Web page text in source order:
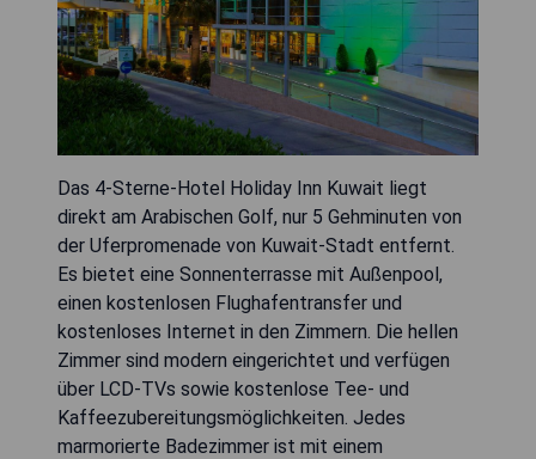
Das 4-Sterne-Hotel Holiday Inn Kuwait liegt
direkt am Arabischen Golf, nur 5 Gehminuten von
der Uferpromenade von Kuwait-Stadt entfernt.
Es bietet eine Sonnenterrasse mit Außenpool,
einen kostenlosen Flughafentransfer und
kostenloses Internet in den Zimmern. Die hellen
Zimmer sind modern eingerichtet und verfügen
über LCD-TVs sowie kostenlose Tee- und
Kaffeezubereitungsmöglichkeiten. Jedes
marmorierte Badezimmer ist mit einem